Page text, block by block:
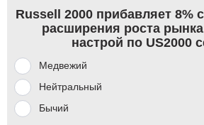
Russell 2000 прибавляет 8%
расширения роста
настрой по US2000
Медвежий
Нейтральный
Бычий